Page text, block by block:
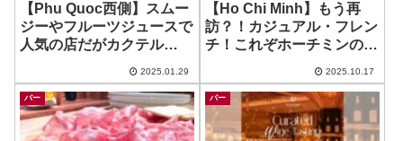
【Phu Quoc西側】スムー
ジーやフルーツジュースで
人気の店だがカクテル
ので注意！ ~ Happy Shop
2025.01.29
【Ho Chi Minh】もう再
訪？！カジュアル・フレン
チ！これぞホーチミンの
Palm Restaurant & Bar
2025.10.17
バー バー